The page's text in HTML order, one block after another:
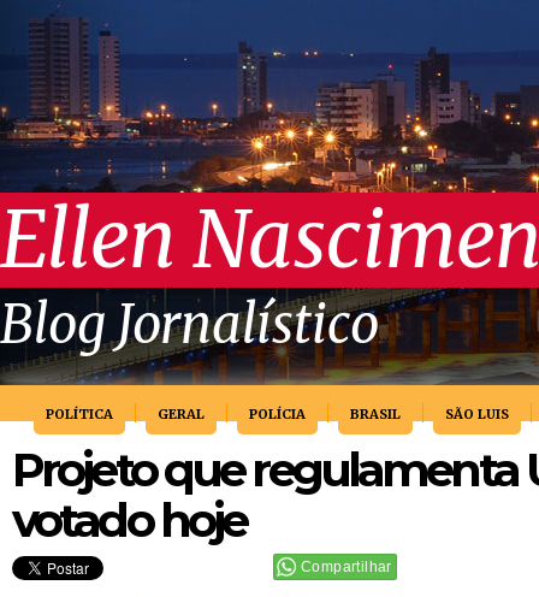
Ellen
Blog Jornalístico
POLÍTICA GERAL POLÍCIA BRASIL SÃO LUIS
Projeto que regulamenta
votado hoje
Compartilhar